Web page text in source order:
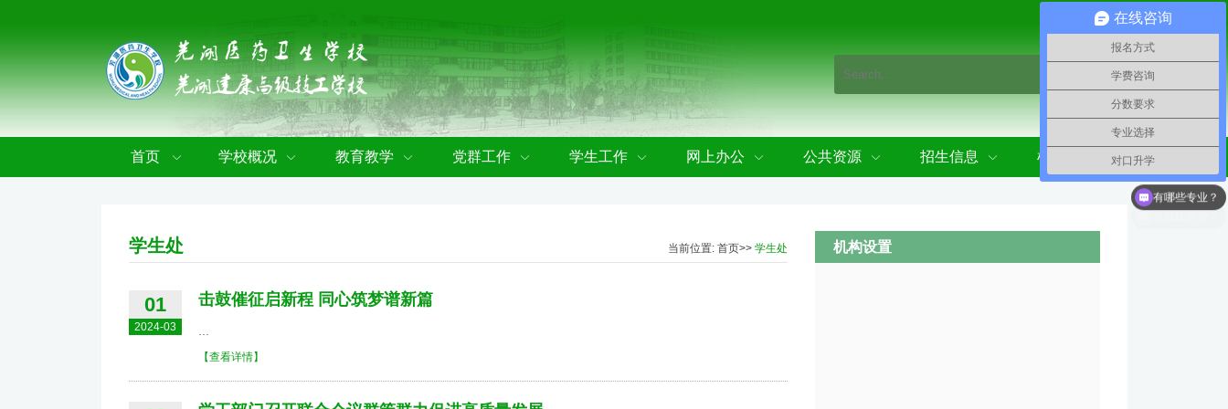
首页 学校概况 教育教学 党群工作 学生工作 网上办公 公共资源 招生信息 机构设置
学生处 当前位置: 首页>> 学生处
01
2024-03
击鼓催征启新程 同心筑梦谱新篇
【查看详情】
机构设置
在线咨询
报名方式
学费咨询
分数要求
专业选择
对口升学
有哪些专业？